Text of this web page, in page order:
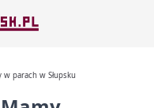
w parach w Słupsku